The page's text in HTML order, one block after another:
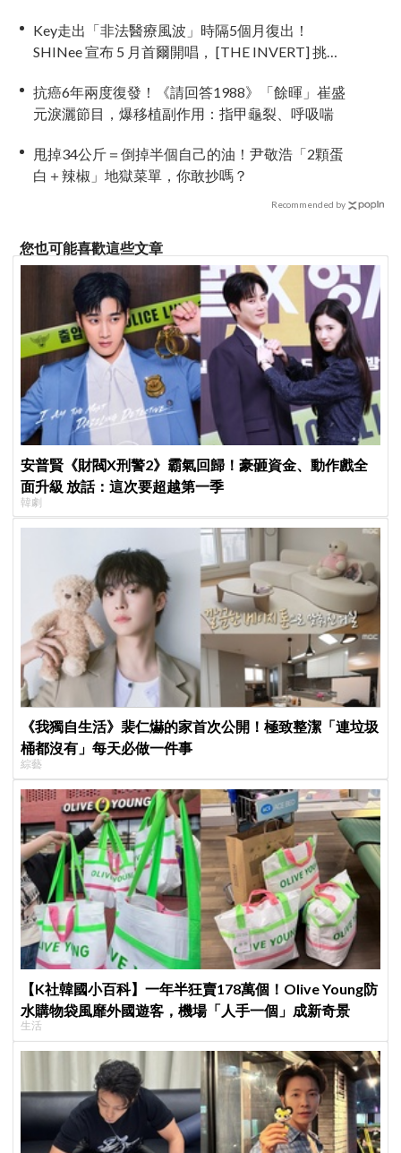
Key走出「非法醫療風波」時隔5個月復出！
SHINee 宣布 5 月首爾開唱， [THE INVERT] 挑戰
抗癌6年兩度復發！《請回答1988》「餘暉」崔盛
元淚灑節目，爆移植副作用：指甲龜裂、呼吸喘
甩掉34公斤＝倒掉半個自己的油！尹敬浩「2顆蛋
白＋辣椒」地獄菜單，你敢抄嗎？
Recommended by
您也可能喜歡這些文章
安普賢《財閥X刑警2》霸氣回歸！豪砸資金、動作戲全
面升級 放話：這次要超越第一季
韓劇
《我獨自生活》裴仁爀的家首次公開！極致整潔「連垃圾
桶都沒有」每天必做一件事
綜藝
【K社韓國小百科】一年半狂賣178萬個！Olive Young防
水購物袋風靡外國遊客，機場「人手一個」成新奇景
生活